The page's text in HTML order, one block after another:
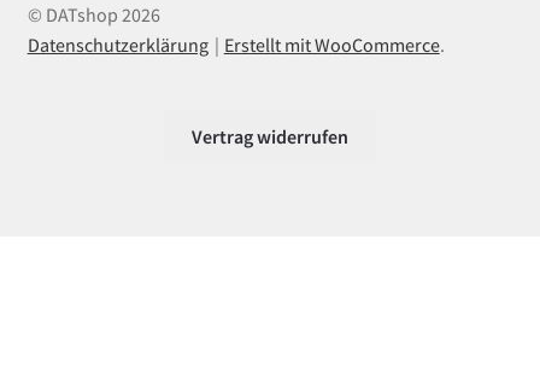
© DATshop 2026
Datenschutzerklärung
Erstellt mit WooCommerce.
Vertrag widerrufen